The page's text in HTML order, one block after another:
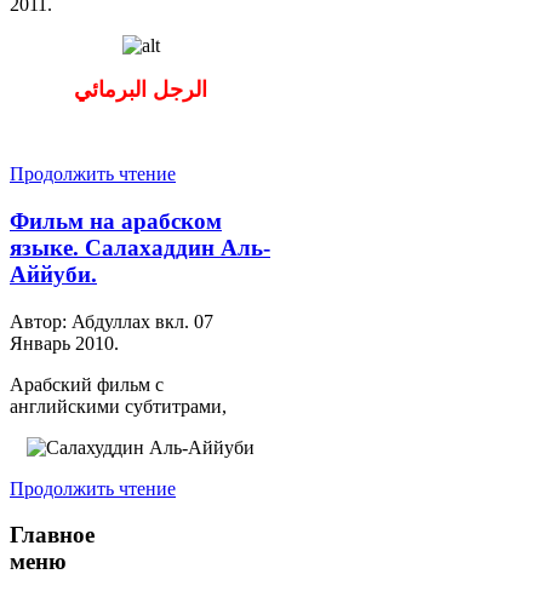
2011 .
الرجل البرمائي
Продолжить чтение
Фильм на арабском
языке. Салахаддин Аль-
Аййуби.
Автор: Абдуллах вкл. 07
Январь 2010.
Арабский фильм с
английскими субтитрами,
Продолжить чтение
Главное
меню